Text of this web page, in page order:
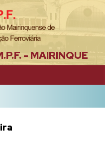
- MAIRINQUE